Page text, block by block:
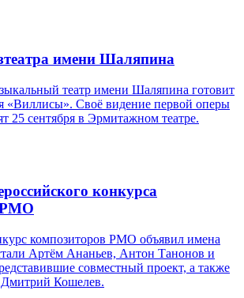
имени Шаляпина
театр имени Шаляпина готовит
«Виллисы». Своё видение первой оперы
25 сентября в Эрмитажном театре.
конкурса
РМО
композиторов РМО объявил имена
Артём Ананьев, Антон Танонов и
совместный проект, а также
Кошелев.